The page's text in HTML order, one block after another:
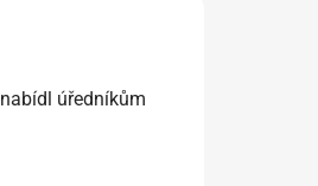
úředníkům